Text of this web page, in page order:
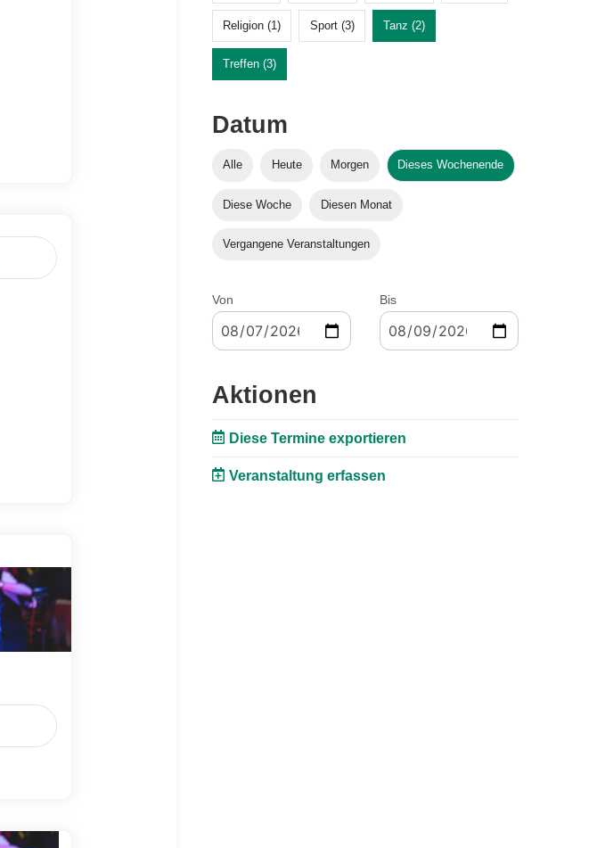
Religion (1) Sport (3) Tanz (2)
Treffen (3)
Datum
Alle Heute Morgen Dieses Wochenende
Diese Woche Diesen Monat
Vergangene Veranstaltungen
Von Bis
Aktionen
Diese Termine exportieren
Veranstaltung erfassen